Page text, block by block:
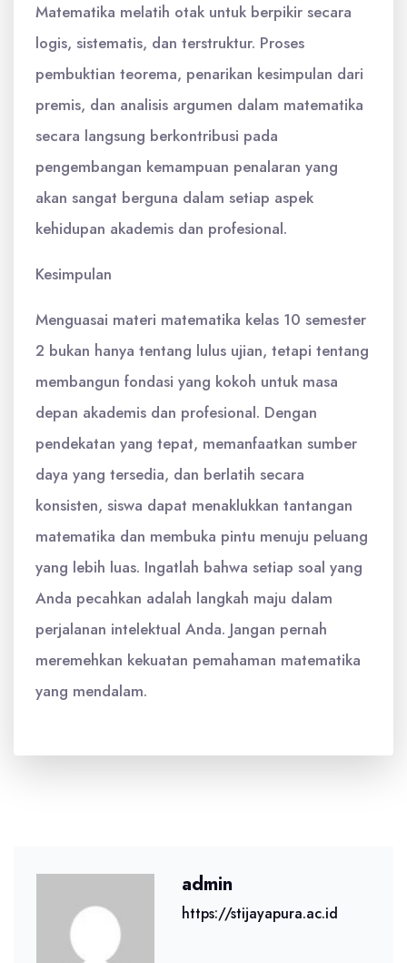
Matematika melatih otak untuk berpikir secara
logis, sistematis, dan terstruktur. Proses
pembuktian teorema, penarikan kesimpulan dari
premis, dan analisis argumen dalam matematika
secara langsung berkontribusi pada
pengembangan kemampuan penalaran yang
akan sangat berguna dalam setiap aspek
kehidupan akademis dan profesional.
Kesimpulan
Menguasai materi matematika kelas 10 semester
2 bukan hanya tentang lulus ujian, tetapi tentang
membangun fondasi yang kokoh untuk masa
depan akademis dan profesional. Dengan
pendekatan yang tepat, memanfaatkan sumber
daya yang tersedia, dan berlatih secara
konsisten, siswa dapat menaklukkan tantangan
matematika dan membuka pintu menuju peluang
yang lebih luas. Ingatlah bahwa setiap soal yang
Anda pecahkan adalah langkah maju dalam
perjalanan intelektual Anda. Jangan pernah
meremehkan kekuatan pemahaman matematika
yang mendalam.
admin
https://stijayapura.ac.id